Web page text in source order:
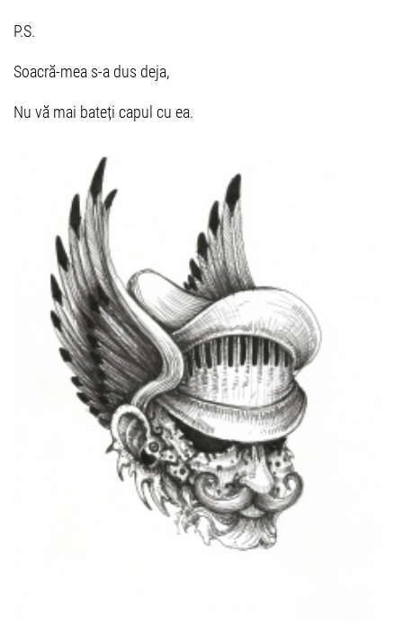
P.S.
Soacră-mea s-a dus deja,
Nu vă mai bateți capul cu ea.